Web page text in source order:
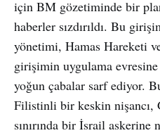
için BM gözetiminde bir
haberler sızdırıldı. Bu
yönetimi, Hamas Hareketi
girişimin uygulama
yoğun çabalar sarf ediyor.
Filistinli bir keskin nişancı,
sınırında bir İsrail askerine